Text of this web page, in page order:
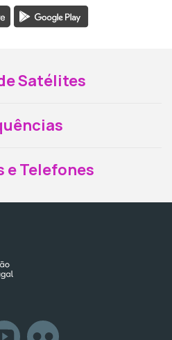
Satélites
e Telefones